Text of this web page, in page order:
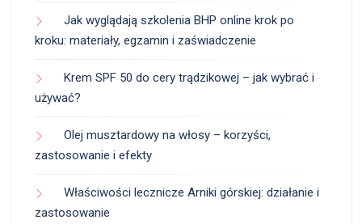
Jak wyglądają szkolenia BHP online krok po
kroku: materiały, egzamin i zaświadczenie
Krem SPF 50 do cery trądzikowej – jak wybrać i
używać?
Olej musztardowy na włosy – korzyści,
zastosowanie i efekty
Właściwości lecznicze Arniki górskiej: działanie i
zastosowanie